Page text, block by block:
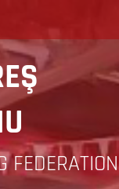
FEDERATION